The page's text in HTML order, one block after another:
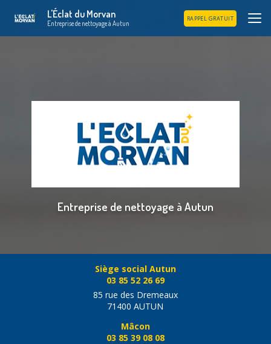
principal
L'Éclat du Morvan
Entreprise de nettoyage à Autun
RAPPEL GRATUIT
Entreprise de nettoyage à Autun
Siège social Autun
03 85 52 26 69
85 rue des Dremeaux
71400 AUTUN
Mâcon
03 85 39 08 08